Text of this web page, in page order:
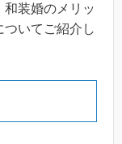
装婚のメリッ
ついてご紹介し